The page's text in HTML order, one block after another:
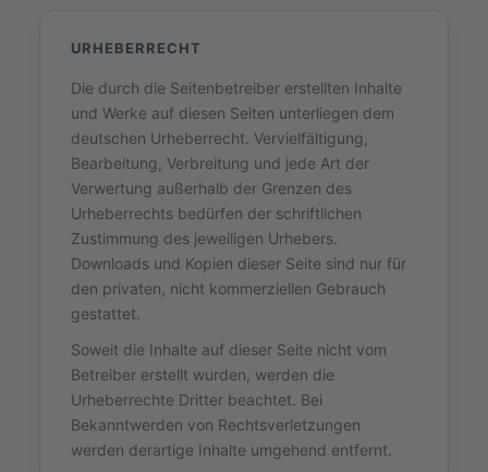
URHEBERRECHT
Die durch die Seitenbetreiber erstellten Inhalte
und Werke auf diesen Seiten unterliegen dem
deutschen Urheberrecht. Vervielfältigung,
Bearbeitung, Verbreitung und jede Art der
Verwertung außerhalb der Grenzen des
Urheberrechts bedürfen der schriftlichen
Zustimmung des jeweiligen Urhebers.
Downloads und Kopien dieser Seite sind nur für
den privaten, nicht kommerziellen Gebrauch
gestattet.
Soweit die Inhalte auf dieser Seite nicht vom
Betreiber erstellt wurden, werden die
Urheberrechte Dritter beachtet. Bei
Bekanntwerden von Rechtsverletzungen
werden derartige Inhalte umgehend entfernt.